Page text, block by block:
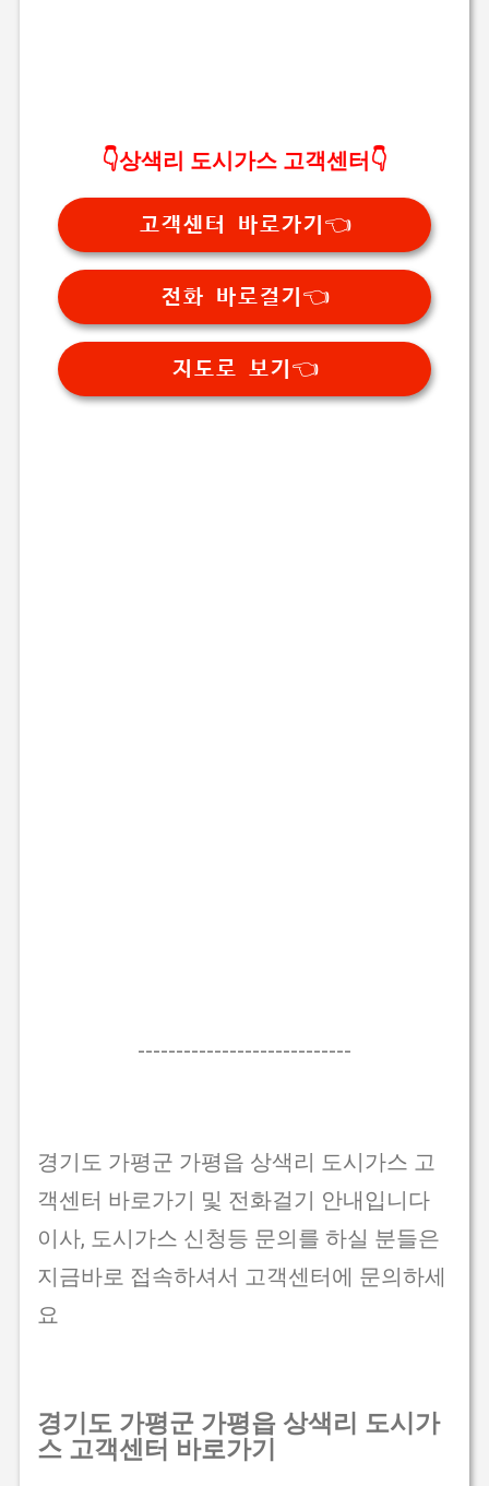
👇상색리 도시가스 고객센터👇
고객센터 바로가기👈
전화 바로걸기👈
지도로 보기👈
----------------------------
경기도 가평군 가평읍 상색리 도시가스 고
객센터 바로가기 및 전화걸기 안내입니다
이사, 도시가스 신청등 문의를 하실 분들은
지금바로 접속하셔서 고객센터에 문의하세
요
경기도 가평군 가평읍 상색리 도시가
스 고객센터 바로가기